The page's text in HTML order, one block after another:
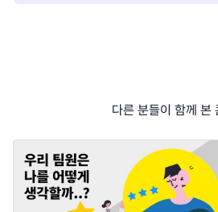
다른 분들이 함께 본